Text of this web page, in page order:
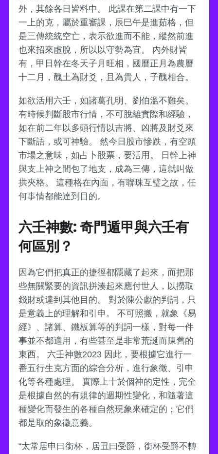
外，其餘各日皆料中。 此課在第二課中有一下
一上的克，屬於重審課，辰巳午是進茹格，但
是三傳統統空亡，表示欲進而不能，縱然前進
也來招來虛脫，所以以守勢為宜。 內外財皆
有，甲日幹在冬天子月旺相，國曆正月為農曆
十二月，醜土為財爻，且為貴人，子醜相合。
如欲活用六壬，如諸葛孔明、劉伯溫不難矣。
有時候判斷股市行情，不可脫離實際和經驗，
如在前二年以多頭行情以吉將、凶將及財爻來
下斷語，或可神驗。 然今日股市慘跌，有空頭
市場之意味，如占卜股票，要活用。 日幹上神
與支上神之間包了地支，成為三傳，這就叫做
拱夾格。 這種格在內面，有聯珠互璧之故，任
何事情都能達到目的。
六壬神數: 奇門遁甲與六壬有
何區別？
因為它們把真正的捷徑都隱藏了起來，而把那
些無關緊要的資訊拼湊起來應付世人，以撈取
錢財或達到其他目的。 對於陳公獻的判詞，只
是意義上的理解和引申。 不可照搬，就象《易
經》、諸算、鐵板算等的判詞一樣，對每一件
事並不都適用，有些甚至是非常荒誕而陳舊的
東西。 六壬神數2023 因此，要根據它進行一
番五行生克方面的綜合分析，進行象徵、引申
化等各種處理。 實際上十於個神的定性，完全
是根據自然的有規律的週期性變化，和隨著這
種變化而發生的各種自然現象來確定的；它們
都是取的象徵意義。
“太常居申曰銜杯，居丑曰受爵，銜杯受爵不轉